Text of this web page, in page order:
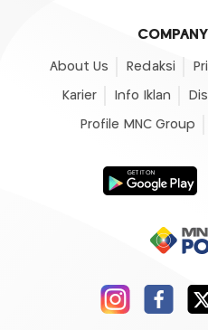
About Us Redaksi
Karier Info Iklan
Profile MNC Group